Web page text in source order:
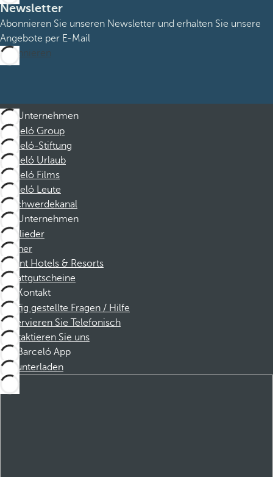
Newsletter
Abonnieren Sie unseren Newsletter und erhalten Sie unsere
Angebote per E-Mail
Abonnieren
Unternehmen
Barceló Group
Barceló-Stiftung
Barceló Urlaub
Barceló Films
Barceló Leute
Beschwerdekanal
Unternehmen
Mitglieder
Partner
Dorint Hotels & Resorts
Rabattgutscheine
Kontakt
Häufig gestellte Fragen / Hilfe
Reservieren Sie Telefonisch
Kontaktieren Sie uns
Barceló App
Herunterladen